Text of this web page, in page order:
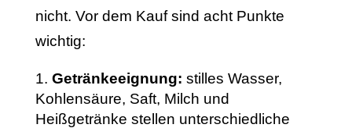
nicht. Vor dem Kauf sind acht Punkte
wichtig:
Getränkeeignung: stilles Wasser,
Kohlensäure, Saft, Milch und
Heißgetränke stellen unterschiedliche